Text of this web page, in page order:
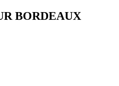
BORDEAUX